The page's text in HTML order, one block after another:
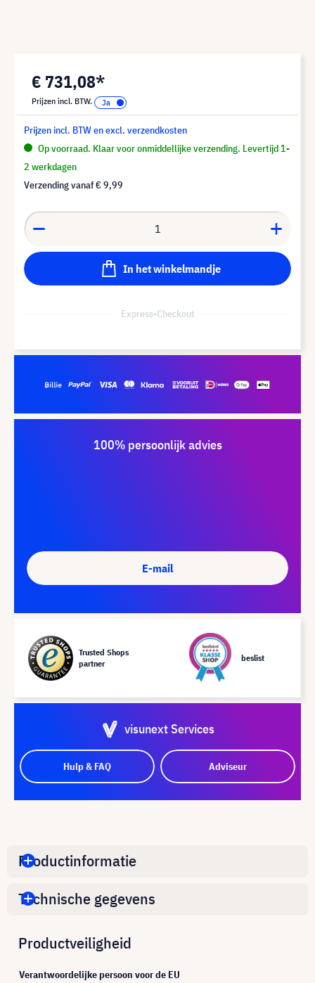
€ 731,08*
Prijzen incl. BTW.
Prijzen incl. BTW en excl. verzendkosten
Op voorraad. Klaar voor onmiddellijke verzending. Levertijd 1-
2 werkdagen
Verzending vanaf€ 9,99
In het winkelmandje
Express-Checkout
100% persoonlijk advies
E-mail
Trusted Shops
partner
beslist
visunext Services
Hulp & FAQ Adviseur
Productinformatie
Technische gegevens
Productveiligheid
Verantwoordelijke persoon voor de EU